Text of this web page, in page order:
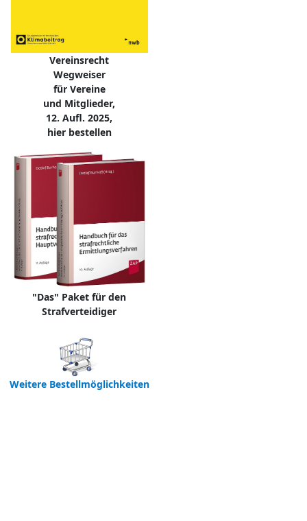
Vereinsrecht
Wegweiser
für Vereine
und Mitglieder,
12. Aufl. 2025,
hier bestellen
"Das" Paket für den
Strafverteidiger
Weitere Bestellmöglichkeiten